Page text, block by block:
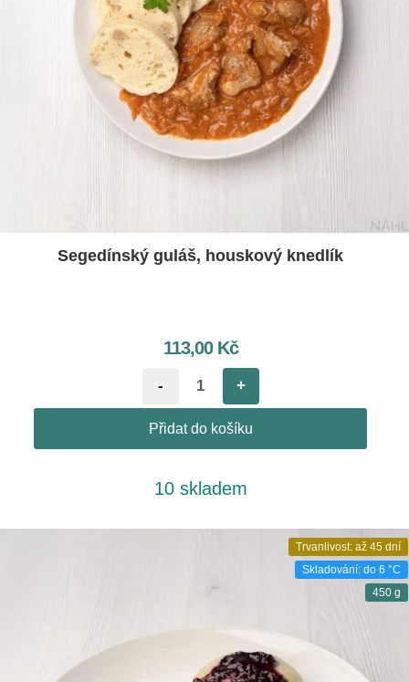
Segedínský guláš, houskový knedlík
113,00 Kč
- +
Přidat do košíku
10 skladem
Trvanlivost: až 45 dní
Skladování: do 6 °C
450 g